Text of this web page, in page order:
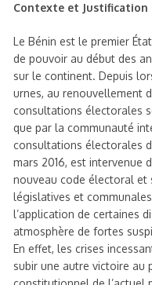
Contexte et Justification
Le Bénin est le premier
de pouvoir au début des
sur le continent. Depuis
urnes, au renouvellement
consultations électorales
que par la communauté
consultations électorales
mars 2016, est intervenue
nouveau code électoral et
législatives et
l’application de certaines
atmosphère de fortes
En effet, les crises
subir une autre victoire au